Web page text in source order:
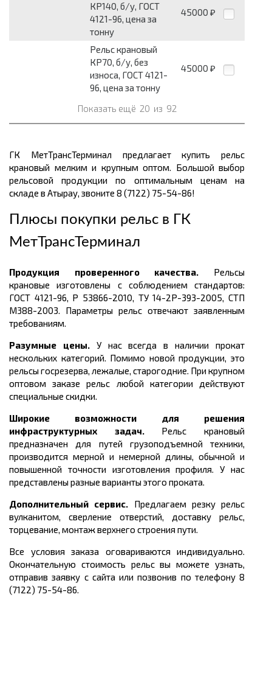
КР140, б/у, ГОСТ
4121-96, цена за
тонну
45000 ₽
Рельс крановый
КР70, б/у, без
износа, ГОСТ 4121-
96, цена за тонну
45000 ₽
Показать ещё 20 из 92
ГК МетТрансТерминал предлагает купить рельс
крановый мелким и крупным оптом. Большой выбор
рельсовой продукции по оптимальным ценам на
складе в Атырау, звоните 8 (7122) 75-54-86!
Плюсы покупки рельс в ГК
МетТрансТерминал
Продукция проверенного качества. Рельсы
крановые изготовлены с соблюдением стандартов:
ГОСТ 4121-96, Р 53866-2010, ТУ 14-2Р-393-2005, СТП
М388-2003. Параметры рельс отвечают заявленным
требованиям.
Разумные цены. У нас всегда в наличии прокат
нескольких категорий. Помимо новой продукции, это
рельсы госрезерва, лежалые, старогодние. При крупном
оптовом заказе рельс любой категории действуют
специальные скидки.
Широкие возможности для решения
инфраструктурных задач.Рельс крановый
предназначен для путей грузоподъемной техники,
производится мерной и немерной длины, обычной и
повышенной точности изготовления профиля.У нас
представлены разные варианты этого проката.
Дополнительный сервис. Предлагаем резку рельс
вулканитом, сверление отверстий, доставку рельс,
торцевание, монтаж верхнего строения пути.
Все условия заказа оговариваются индивидуально.
Окончательную стоимость рельс вы можете узнать,
отправив заявку с сайта или позвонив по телефону 8
(7122) 75-54-86.